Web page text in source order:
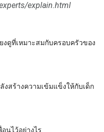
explain.html
งดูที่เหมาะสมกับครอบครัวของ
สร้างความเข้มแข็งให้กับเด็ก
อนไว้อย่างไร